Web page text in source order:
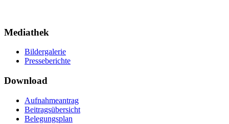
Mediathek
Bildergalerie
Presseberichte
Download
Aufnahmeantrag
Beitragsübersicht
Belegungsplan